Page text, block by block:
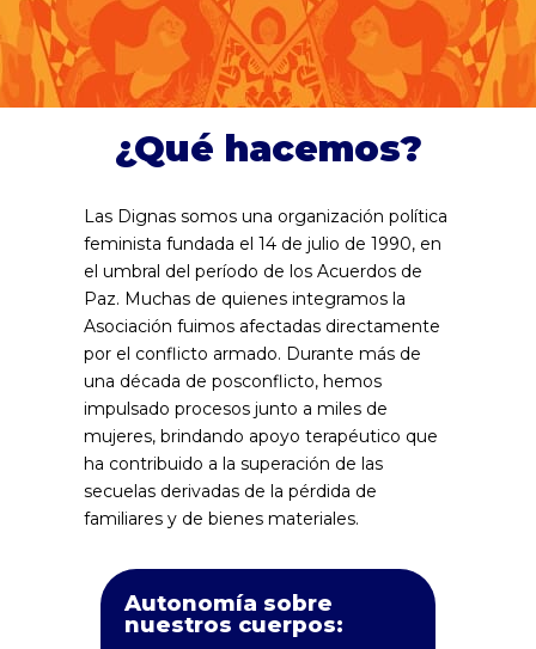
¿Qué hacemos?
Las Dignas somos una organización política
feminista fundada el 14 de julio de 1990, en
el umbral del período de los Acuerdos de
Paz. Muchas de quienes integramos la
Asociación fuimos afectadas directamente
por el conflicto armado. Durante más de
una década de posconflicto, hemos
impulsado procesos junto a miles de
mujeres, brindando apoyo terapéutico que
ha contribuido a la superación de las
secuelas derivadas de la pérdida de
familiares y de bienes materiales.
Autonomía sobre
nuestros cuerpos: